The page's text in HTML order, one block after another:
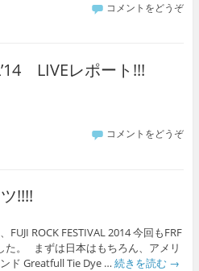
コメントをどうぞ
LIVEレポート!!!
コメントをどうぞ
!!!!
ROCK FESTIVAL 2014 今回もFRF
た。 まずは日本はもちろん、アメリ
ド Greatfull Tie Dye … 続きを読む →